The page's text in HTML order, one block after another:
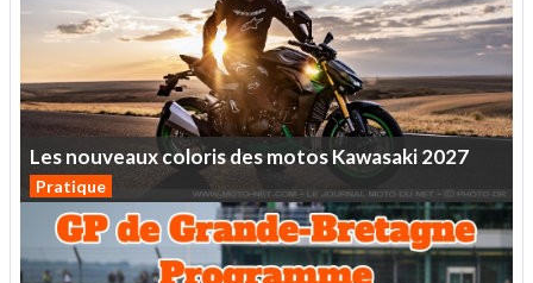
LesnouveauxcolorisdesmotosKawasaki2027
Pratique